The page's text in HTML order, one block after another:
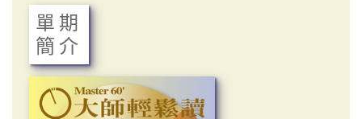
單期
簡介